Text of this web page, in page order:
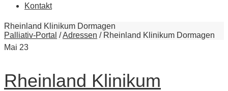
Kontakt
Rheinland Klinikum Dormagen
Palliativ-Portal /Adressen / Rheinland Klinikum Dormagen
Mai 23
Rheinland Klinikum